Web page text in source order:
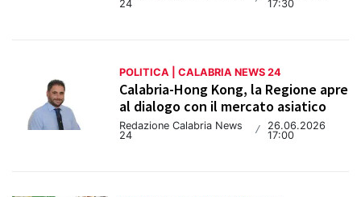
24
17:30
POLITICA | CALABRIA NEWS 24
Calabria-Hong Kong, la Regione apre
al dialogo con il mercato asiatico
Redazione Calabria News
24
/
26.06.2026
17:00